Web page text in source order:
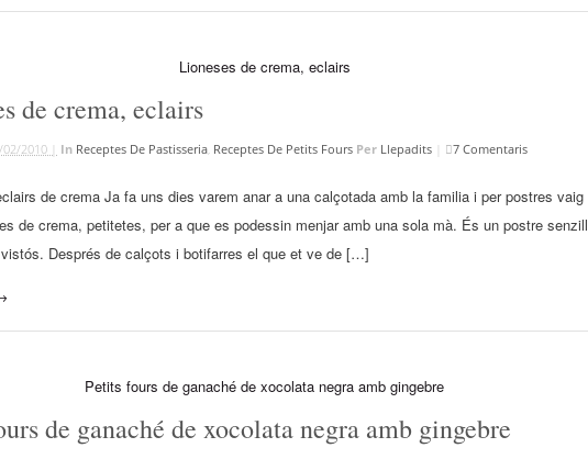
de crema, eclairs
2010 | In Receptes De Pastisseria, Receptes De Petits Fours Per Llepadits 7 Comentaris
de crema Ja fa uns dies varem anar a una calçotada amb la familia i per postres vaig
de crema, petitetes, per a que es podessin menjar amb una sola mà. És un postre senzill
Després de calçots i botifarres el que et ve de […]
de ganaché de xocolata negra amb gingebre